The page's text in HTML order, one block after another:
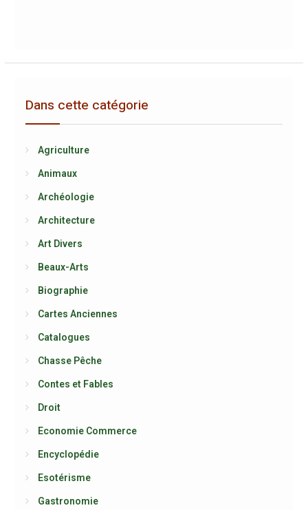
Dans cette catégorie
Agriculture
Animaux
Archéologie
Architecture
Art Divers
Beaux-Arts
Biographie
Cartes Anciennes
Catalogues
Chasse Pêche
Contes et Fables
Droit
Economie Commerce
Encyclopédie
Esotérisme
Gastronomie